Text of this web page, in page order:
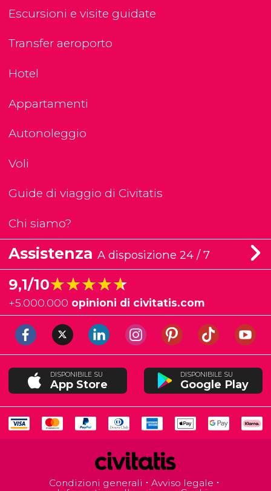
Escursioni e visite guidate
Transfer aeroporto
Hotel
Appartamenti
Autonoleggio
Voli
Guide di viaggio di Civitatis
Chi siamo?
Assistenza A disposizione 24 / 7
9,1/10★★★★★
★★★★★
+5.000.000 opinioni di civitatis.com
DISPONIBILE SU
App Store
DISPONIBILE SU
Google Play
Condizioni generali
Avviso legale